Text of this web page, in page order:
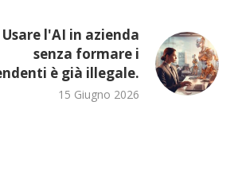
Usare l'AI in azienda
senza formare i
è già illegale.
15 Giugno 2026